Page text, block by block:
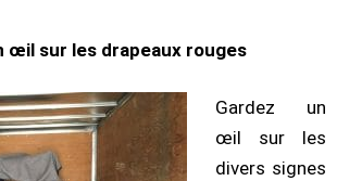
œil sur les drapeaux rouges
Gardez un
œil sur les
divers signes